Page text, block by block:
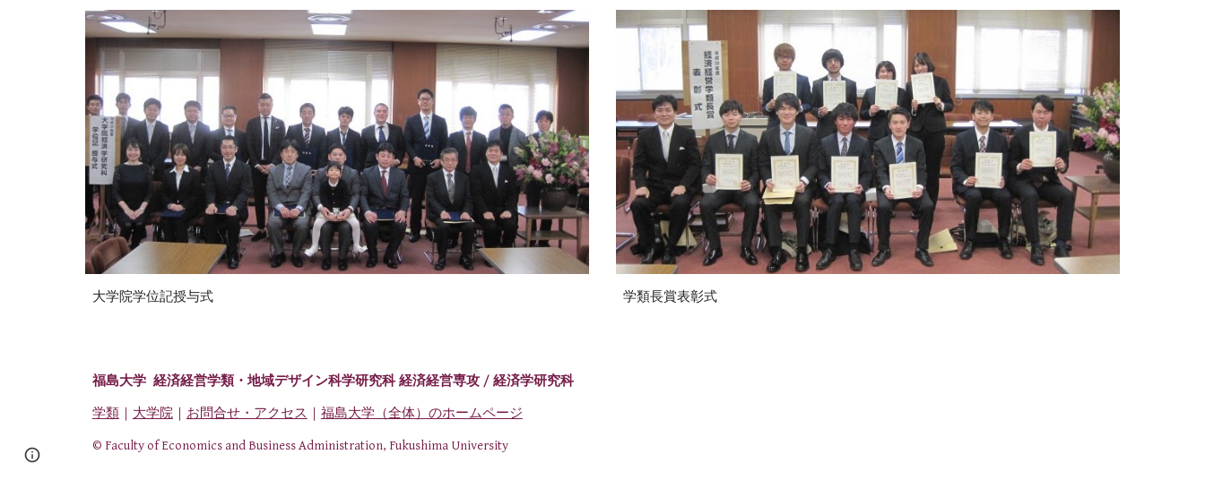
大学院学位記授与式 学類長賞表彰式
福島大学 経済経営学類・地域デザイン科学研究科 経済経営専攻 / 経済学研究科
学類｜ 大学院｜ お問合せ・アクセス 福島大学（全体）のホームページ
© Faculty of Economics and Business Administration, Fukushima University